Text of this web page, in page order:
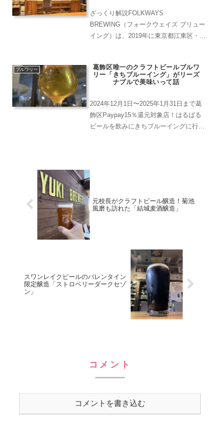
ざっくり解説FOLKWAYS
BREWING（フォークウェイズ ブリュー
イング）は、2019年に東京都江東区・清
気店です。オーナー兼ブルワーの古沢さ
んが、モノづくり好き...
ブルワリー
葛飾区唯一のクラフトビールブルワ
リー「きちブルーイング」がリーズ
ナブルで美味いって話
2024年12月1日〜2025年1月31日まで葛
飾区Paypay15％還元対象店！はるばる
ビールを飲みにきちブルーイングに行っ
ー...
元校長がクラフトビール醸造！菊池
風磨も訪れた「結城麦酒醸造」
スワンレイクビールのバレンタイン
限定醸造「ストロベリーダークセゾ
ン」
コメント
コメントを書き込む